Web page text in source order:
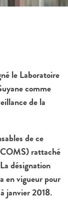
le Laboratoire
comme
de la
de ce
rattaché
désignation
en vigueur pour
janvier 2018.